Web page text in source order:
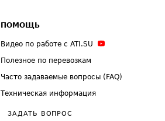
ПОМОЩЬ
Видео по работе с ATI.SU
Полезное по перевозкам
Часто задаваемые вопросы (FAQ)
Техническая информация
ЗАДАТЬ ВОПРОС